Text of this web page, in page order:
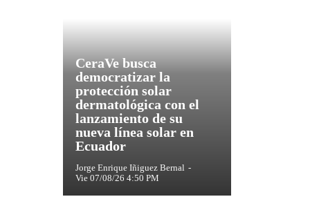
CeraVe busca
democratizar la
protección solar
dermatológica con el
lanzamiento de su
nueva línea solar en
Ecuador
Jorge Enrique Iñiguez Bernal -
Vie 07/08/26 4:50 PM